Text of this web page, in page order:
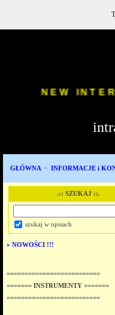
NEW
GŁÓWNA · INFORMACJE i
.:: SZUKAJ ::.
szukaj w opisach
» NOWOŚCI !!!
==========================
======= INSTRUMENTY =======
==========================